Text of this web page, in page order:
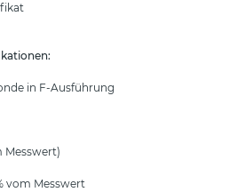
in F-Ausführung
Messwert)
vom Messwert